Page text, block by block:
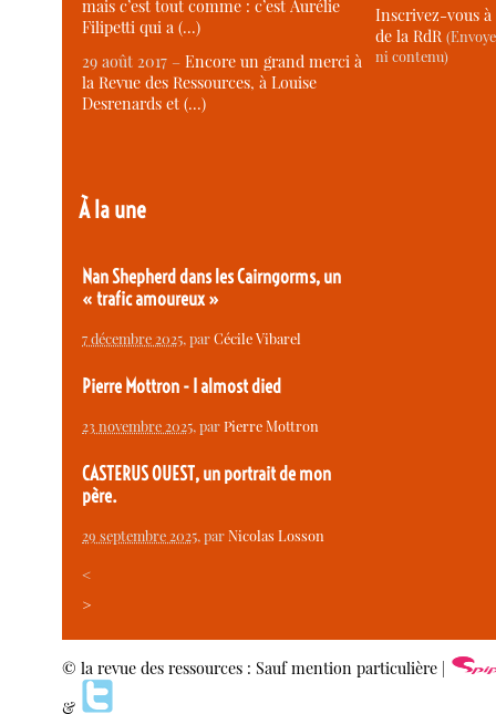
mais c’est tout comme : c’est Aurélie
Filipetti qui a (…)
29 août 2017 –Encore un grand merci à
la Revue des Ressources, à Louise
Desrenards et (…)
À la une
Nan Shepherd dans les Cairngorms, un
« trafic amoureux »
7 décembre 2025, parCécile Vibarel
Pierre Mottron - I almost died
23 novembre 2025, parPierre Mottron
CASTERUS OUEST, un portrait de mon
père.
29 septembre 2025, parNicolas Losson
<
>
Inscrivez-vous
de la RdR
ni contenu)
© la revue des ressources : Sauf mention particulière |
&